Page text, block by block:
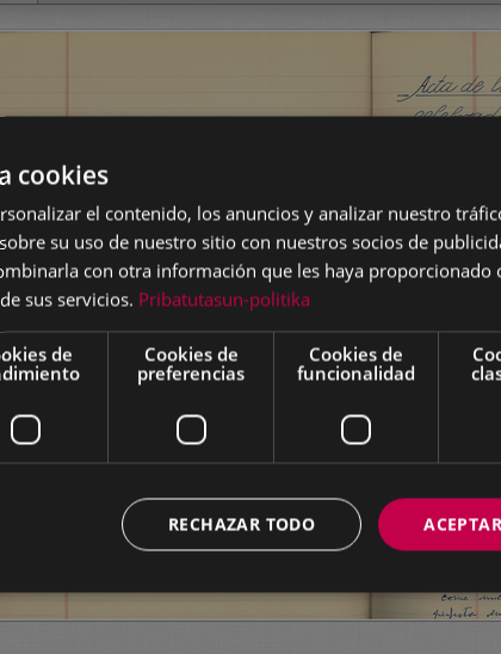
cookies
el contenido, los anuncios y analizar nuestro
su uso de nuestro sitio con nuestros socios de
con otra información que les haya proporcionado
sus servicios. Pribatutasun-politika
de
Cookies de
preferencias
Cookies de
funcionalidad
RECHAZAR TODO